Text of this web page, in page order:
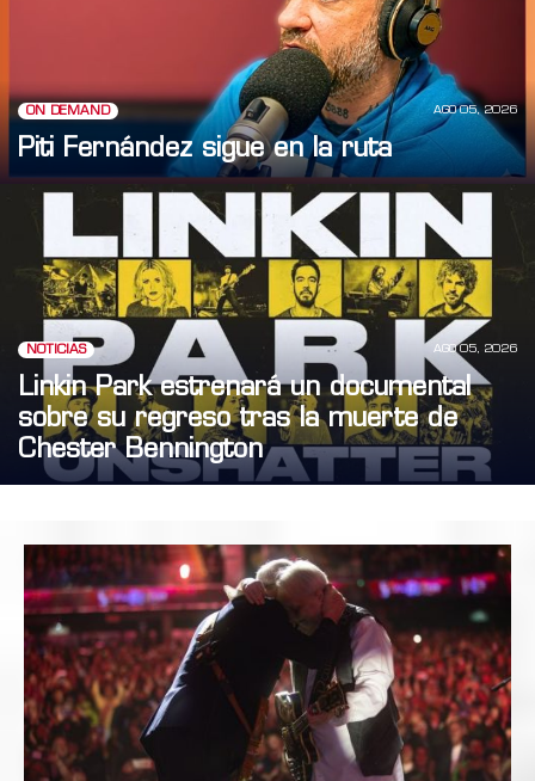
ON DEMAND AGO 05, 2026
Piti Fernández sigue en la ruta
NOTICIAS AGO 05, 2026
Linkin Park estrenará un documental
sobre su regreso tras la muerte de
Chester Bennington